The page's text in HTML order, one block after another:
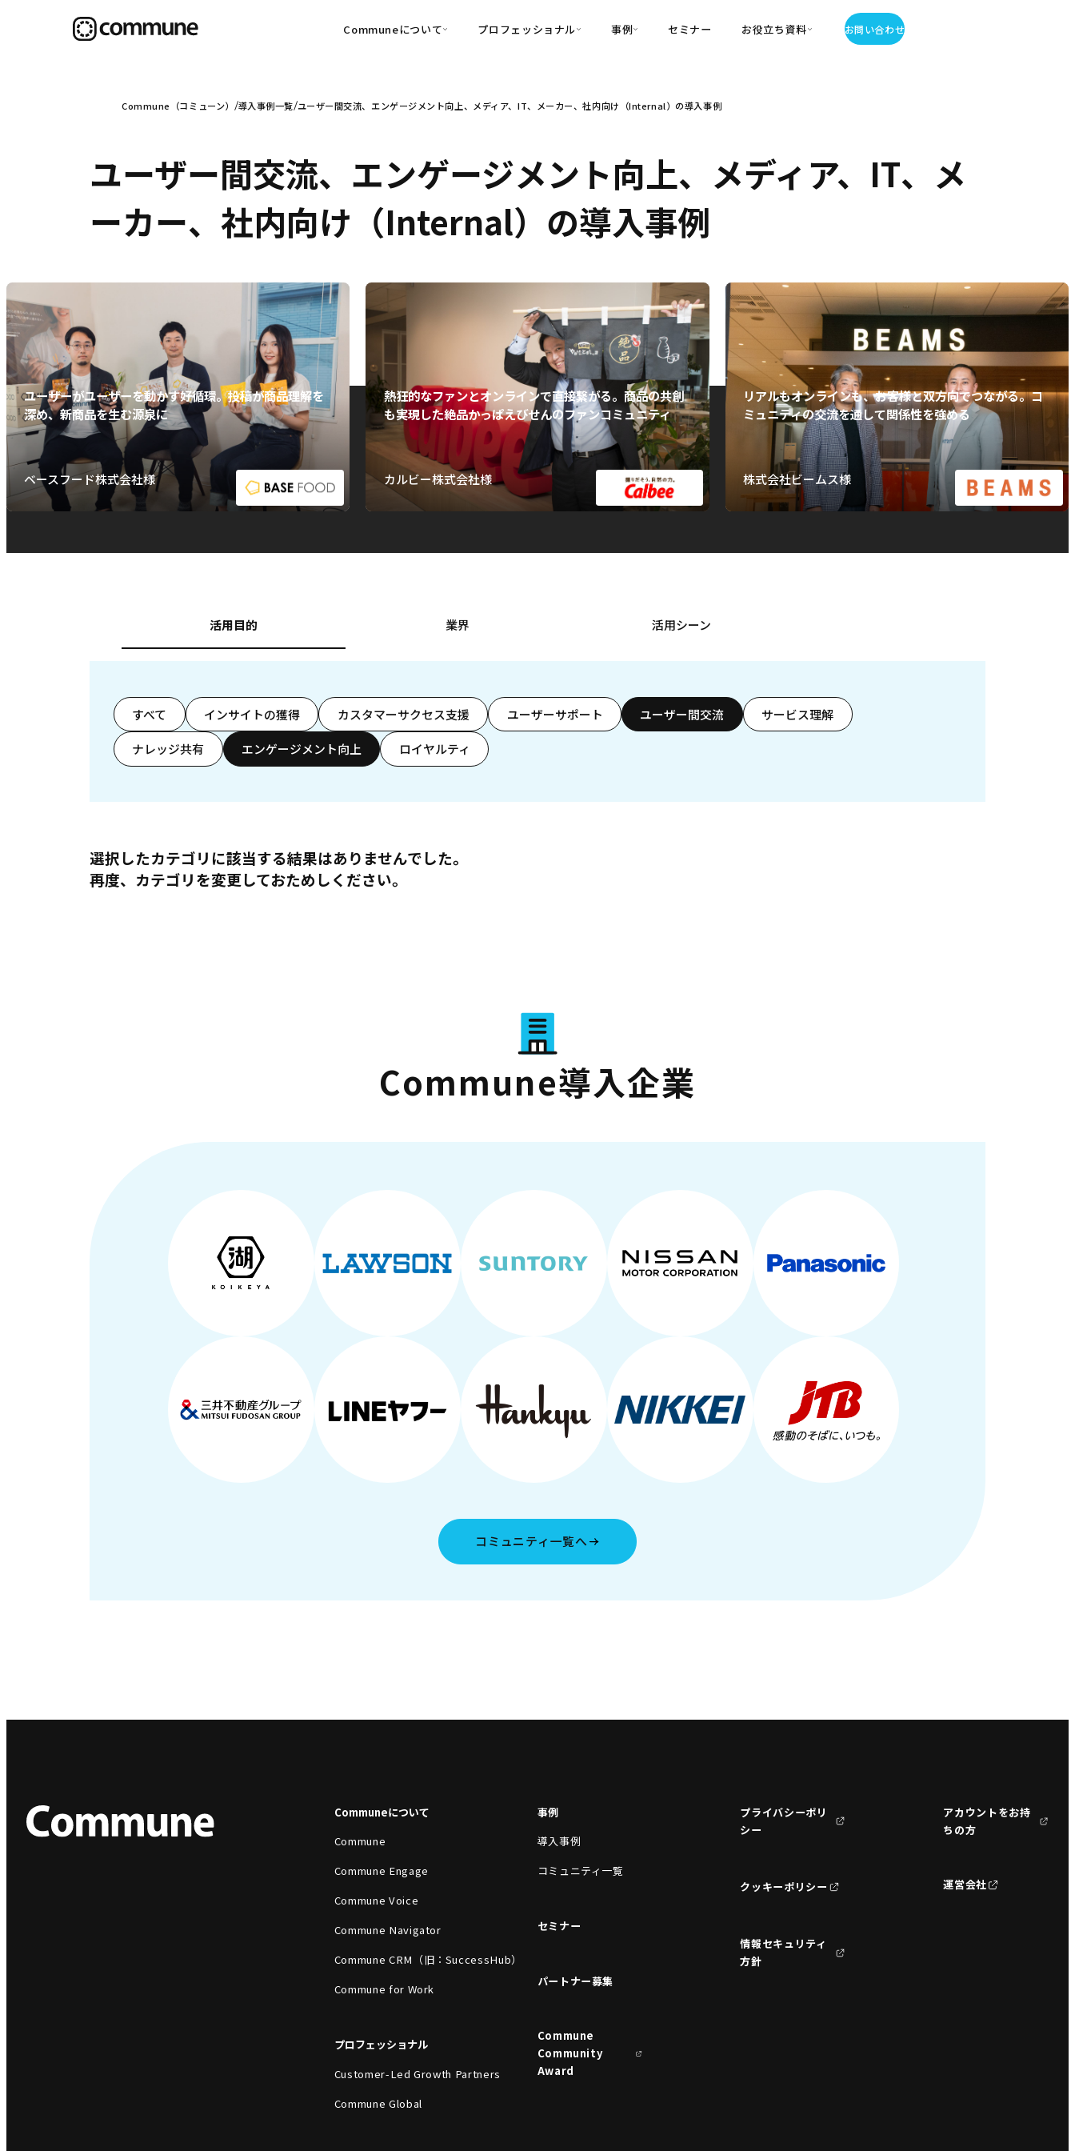
Communeについて
可視化
育成
・Commune Voice ・Commune Navigator
信頼を醸成する信頼起点経営基盤
・Commune CRM（旧：
SuccessHub）
・Commune for Work
プロフェッショナル
・Customer-Led Growth
事例
導入事例
セミナー お役立ち資料 お問い合わせ
Commune（コミューン） 導入事例一覧 ユーザー間交流、エンゲージメント向上、メディア、IT、メーカー、社内向け（Internal）の導入事例
ユーザー間交流、エンゲージメント向上、メディア、IT、メ
ーカー、社内向け（Internal）の導入事例
ユーザーがユーザーを動かす好循環。投稿が商品理解を
深め、新商品を生む源泉に
ベースフード株式会社様
熱狂的なファンとオンラインで直接繋がる。商品の共創
も実現した絶品かっぱえびせんのファンコミュニティ
カルビー株式会社様
リアルもオンラインも、お客様と双方向でつながる。コ
ミュニティの交流を通して関係性を強める
株式会社ビームス様
活用目的 業界 活用シーン
すべて インサイトの獲得 カスタマーサクセス支援 ユーザーサポート ユーザー間交流 サービス理解
ナレッジ共有 エンゲージメント向上 ロイヤルティ
選択したカテゴリに該当する結果はありませんでした。
再度、カテゴリを変更しておためしください。
Commune導入企業
コミュニティ一覧へ
Communeについて
Commune
Commune Engage
Commune Voice
Commune Navigator
Commune CRM（旧：SuccessHub）
Commune for Work
プロフェッショナル
Customer-Led Growth Partners
Commune Global
事例
導入事例
コミュニティ一覧
セミナー
パートナー募集
Commune
Community
Award
プライバシーポリ
シー
クッキーポリシー
情報セキュリティ
方針
アカウントをお持
ちの方
運営会社